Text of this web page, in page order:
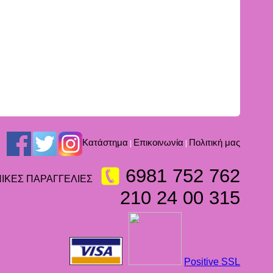
Kατάστημα | Επικοινωνία | Πολιτική μας
ΠΑΡΑΓΓΕΛΙΕΣ
6981 752 762
210 24 00 315
Positive SSL